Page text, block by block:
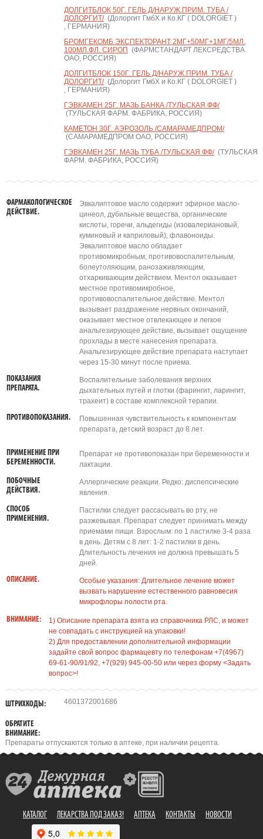
ДОЛГИТБЛОК 50Г. ГЕЛЬ Д/НАРУЖ.ПРИМ. ТУБА /
ДОЛОРГИТ/(Долоргит ГмбХ и Ко.КГ ( DOLORGIET )
, ГЕРМАНИЯ)
БРОМГЕКОМБ ЭКСПЕКТОРАНТ 2МГ+50МГ+1МГ/5МЛ.
100МЛ.ФЛ. СИРОП (ФАРМСТАНДАРТ ЛЕКСРЕДСТВА
ОАО, РОССИЯ)
ДОЛГИТБЛОК 150Г. ГЕЛЬ Д/НАРУЖ.ПРИМ. ТУБА /
ДОЛОРГИТ/(Долоргит ГмбХ и Ко.КГ ( DOLORGIET )
, ГЕРМАНИЯ)
ГЭВКАМЕН 25Г. МАЗЬ БАНКА /ТУЛЬСКАЯ ФФ/
(ТУЛЬСКАЯ ФАРМ. ФАБРИКА, РОССИЯ)
КАМЕТОН 30Г. АЭРОЗОЛЬ /САМАРАМЕДПРОМ/
(САМАРАМЕДПРОМ ОАО, РОССИЯ)
ГЭВКАМЕН 25Г. МАЗЬ ТУБА /ТУЛЬСКАЯ ФФ/(ТУЛЬСКАЯ
ФАРМ. ФАБРИКА, РОССИЯ)
ФАРМАКОЛОГИЧЕСКОЕ
ДЕЙСТВИЕ.
Эвкалиптовое масло содержит эфирное масло-
цинеол, дубильные вещества, органические
кислоты, горечи, альдегиды (изовалериановый,
куминовый и каприловый), флавоноиды.
Эвкалиптовое масло обладает
противомикробным, противовоспалительным,
болеутоляющим, ранозаживляющим,
отхаркивающим действием. Ментол оказывает
местное противомикробное,
противовоспалительное действие. Ментол
вызывает раздражение нервных окончаний,
оказывает местное отвлекающее и легкое
анальгезирующее действие, вызывает ощущение
прохлады в месте нанесения препарата.
Анальгезирующее действие препарата наступает
через 15-30 минут после приема.
ПОКАЗАНИЯ
ПРЕПАРАТА.
Воспалительные заболевания верхних
дыхательных путей и глотки (фарингит, ларингит,
трахеит) в составе комплексной терапии.
ПРОТИВОПОКАЗАНИЯ.
Повышенная чувствительность к компонентам
препарата, детский возраст до 8 лет.
ПРИМЕНЕНИЕ ПРИ
БЕРЕМЕННОСТИ.
Препарат не противопоказан при беременности и
лактации.
ПОБОЧНЫЕ
ДЕЙСТВИЯ.
Аллергические реакции. Редко: диспепсические
явления.
СПОСОБ
ПРИМЕНЕНИЯ.
Пастилки следует рассасывать во рту, не
разжевывая. Препарат следует принимать между
приемами пищи. Взрослым: по 1 пастилке 3-4 раза
в день. Детям с 8 лет: 1-2 пастилки в день.
Длительность лечения не должна превышать 5
дней.
ОПИСАНИЕ.
Особые указания: Длительное лечение может
вызвать нарушение естественного равновесия
микрофлоры полости рта.
ВНИМАНИЕ:
1) Описание препарата взята из справочника РЛС, и может
не совпадать с инструкцией на упаковки!
2) Для предоставлении дополнительной информации
задайте свой вопрос фармацевту по телефонам +7(4967)
69-61-90/91/92, +7(929) 945-00-50 или через форму <Задать
вопрос>!
ШТРИХКОДЫ: 4601372001686
ОБРАТИТЕ
ВНИМАНИЕ:
Препараты отпускаются только в аптеке, при наличии рецепта.
КАТАЛОГ ЛЕКАРСТВА ПОД ЗАКАЗ! АПТЕКА КОНТАКТЫ НОВОСТИ